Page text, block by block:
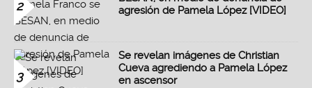
2
agresión de Pamela López [VIDEO]
3
Se revelan imágenes de Christian
Cueva agrediendo a Pamela López
en ascensor